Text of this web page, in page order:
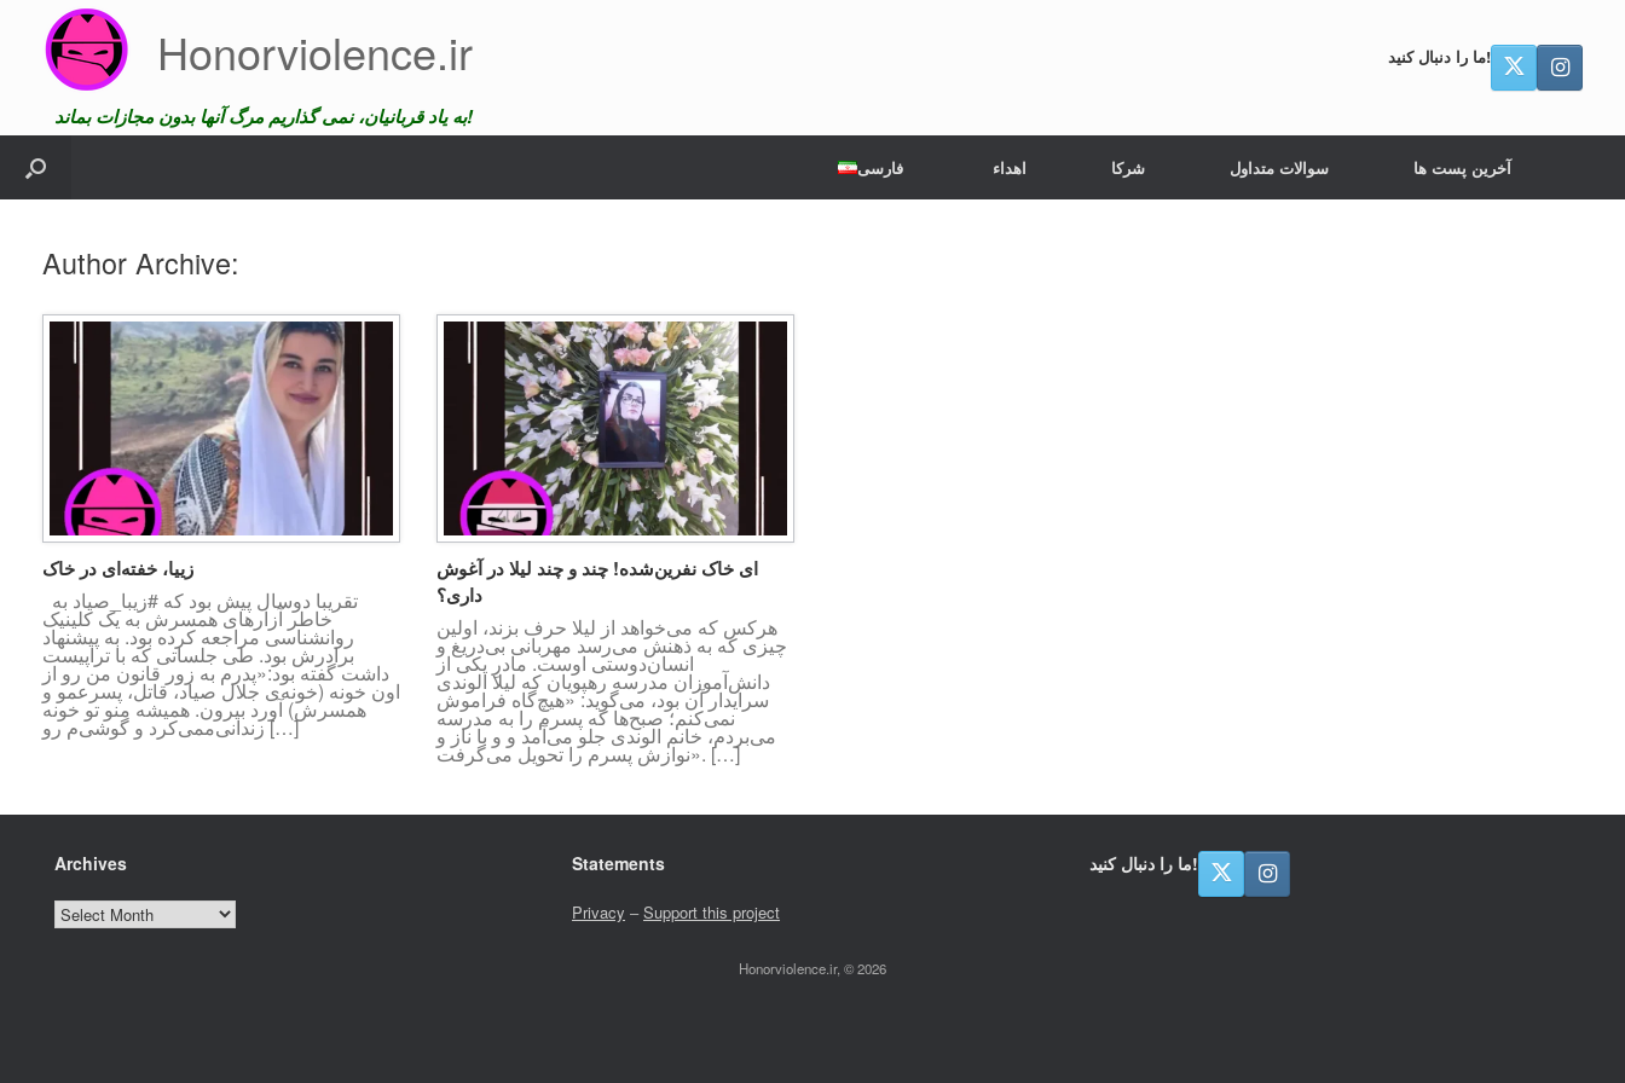
content
Honorviolence.ir
به یاد قربانیان، نمی گذاریم مرگ آنها بدون مجازات بماند!
ما را دنبال کنید!
فارسی اهداء شرکا سوالات متداول آخرین پست ها
Author Archive:
زییا، خفته‌ای در خاک
خاطر آزارهای همسرش به یک کلینیک
روانشناسی مراجعه کرده بود. به پیشنهاد
برادرش بود. طی جلساتی که با تراپیست
داشت گفته بود:«پدرم به زور قانون من رو از
اون خونه (خونه‌ی جلال صیاد، قاتل، پسرعمو و
همسرش) آورد بیرون. همیشه منو تو خونه
زندانی‌ممی‌کرد و گوشی‌م رو […]
ای خاک نفرین‌شده! چند و چند لیلا در آغوش
داری؟
هرکس که می‌خواهد از لیلا حرف بزند، اولین
چیزی که به ذهنش می‌رسد مهربانی بی‌دریغ و
انسان‌دوستی اوست. مادرِ یکی از
دانش‌آموزان مدرسه رهپویان که لیلا الوندی
سرایدار آن بود، می‌گوید: «هیچ‌گاه فراموش
نمی‌کنم؛ صبح‌ها که پسرم را به مدرسه
می‌بردم، خانم الوندی جلو می‌آمد و و با ناز و
نوازش پسرم را تحویل می‌گرفت». […]
ما را دنبال کنید! Statements
Privacy –Support this project
Archives
Archives
Honorviolence.ir, © 2026